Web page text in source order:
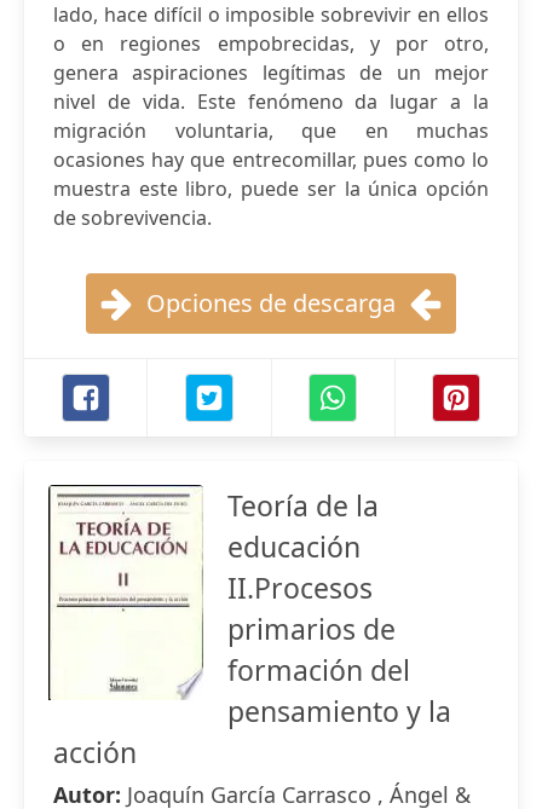
lado, hace difícil o imposible sobrevivir en ellos
o en regiones empobrecidas, y por otro,
genera aspiraciones legítimas de un mejor
nivel de vida. Este fenómeno da lugar a la
migración voluntaria, que en muchas
ocasiones hay que entrecomillar, pues como lo
muestra este libro, puede ser la única opción
de sobrevivencia.
Opciones de descarga
Teoría de la
educación
II.Procesos
primarios de
formación del
pensamiento y la
acción
Autor: Joaquín García Carrasco , Ángel &